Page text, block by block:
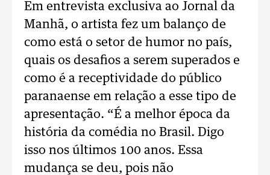
Em entrevista exclusiva ao Jornal da
Manhã, o artista fez um balanço de
como está o setor de humor no país,
quais os desafios a serem superados e
como é a receptividade do público
paranaense em relação a esse tipo de
apresentação. “É a melhor época da
história da comédia no Brasil. Digo
isso nos últimos 100 anos. Essa
mudança se deu, pois não